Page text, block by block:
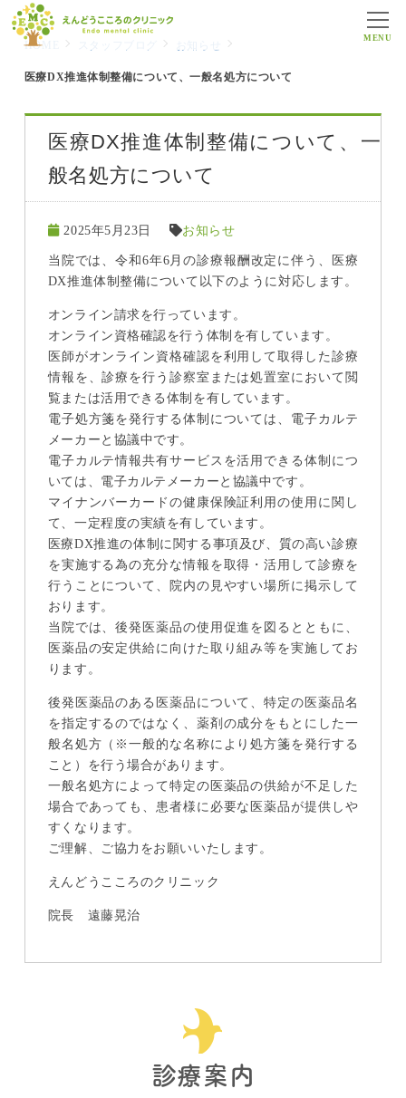
MENU
HOME
医療DX推進体制整備について、一般名処方について
医療DX推進体制整備について、一
般名処方について
2025年5月23日 お知らせ
当院では、令和6年6月の診療報酬改定に伴う、医療
DX推進体制整備について以下のように対応します。
オンライン請求を行っています。
オンライン資格確認を行う体制を有しています。
医師がオンライン資格確認を利用して取得した診療
情報を、診療を行う診察室または処置室において閲
覧または活用できる体制を有しています。
電子処方箋を発行する体制については、電子カルテ
メーカーと協議中です。
電子カルテ情報共有サービスを活用できる体制につ
いては、電子カルテメーカーと協議中です。
マイナンバーカードの健康保険証利用の使用に関し
て、一定程度の実績を有しています。
医療DX推進の体制に関する事項及び、質の高い診療
を実施する為の充分な情報を取得・活用して診療を
行うことについて、院内の見やすい場所に掲示して
おります。
当院では、後発医薬品の使用促進を図るとともに、
医薬品の安定供給に向けた取り組み等を実施してお
ります。
後発医薬品のある医薬品について、特定の医薬品名
を指定するのではなく、薬剤の成分をもとにした一
般名処方（※一般的な名称により処方箋を発行する
こと）を行う場合があります。
一般名処方によって特定の医薬品の供給が不足した
場合であっても、患者様に必要な医薬品が提供しや
すくなります。
ご理解、ご協力をお願いいたします。
えんどうこころのクリニック
院長 遠藤晃治
診療案内